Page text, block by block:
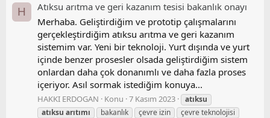
H
Atıksu arıtma ve geri kazanım tesisi bakanlık onayı
Merhaba. Geliştirdiğim ve prototip çalışmalarını
gerçekleştirdiğim atıksu arıtma ve geri kazanım
sistemim var. Yeni bir teknoloji. Yurt dışında ve yurt
içinde benzer prosesler olsada geliştirdiğim sistem
onlardan daha çok donanımlı ve daha fazla proses
içeriyor. Asıl sormak istediğim konuya...
HAKKI ERDOGAN Konu 7 Kasım 2023
atıksu
atıksu arıtımı bakanlık çevre izin
çevre teknolojisi